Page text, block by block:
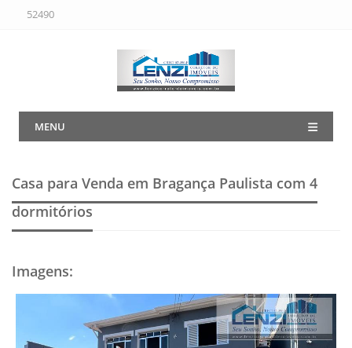
52490
MENU
Casa para Venda em Bragança Paulista com 4
dormitórios
Imagens: